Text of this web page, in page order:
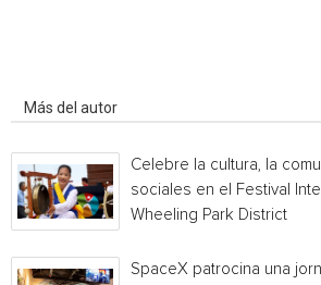
Más del autor
Celebre la cultura, la
sociales en el Festival
Wheeling Park District
SpaceX patrocina una